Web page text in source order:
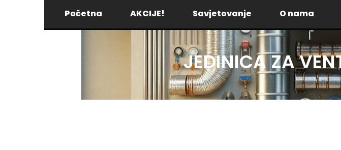
Početna AKCIJE! Savjetovanje O nama
JEDINICA ZA